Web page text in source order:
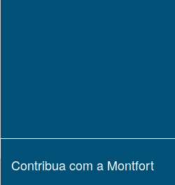
Contribua com a Montfort